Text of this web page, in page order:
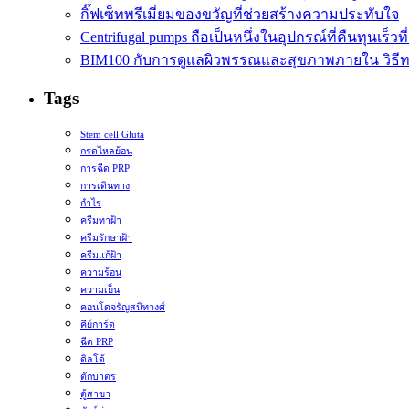
กิ๊ฟเซ็ทพรีเมี่ยมของขวัญที่ช่วยสร้างความประทับใจ
Centrifugal pumps ถือเป็นหนึ่งในอุปกรณ์ที่คืนทุนเร็ว
BIM100 กับการดูแลผิวพรรณและสุขภาพภายใน วิธี
Tags
Stem cell Gluta
กรดไหลย้อน
การฉีด PRP
การเดินทาง
กำไร
ครีมทาฝ้า
ครีมรักษาฝ้า
ครีมแก้ฝ้า
ความร้อน
ความเย็น
คอนโดจรัญสนิทวงศ์
คีย์การ์ด
ฉีด PRP
ดิลโด้
ตักบาตร
ตู้สาขา